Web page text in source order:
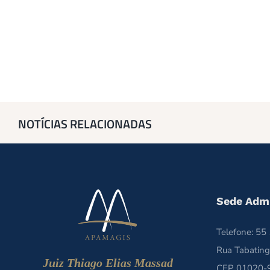
NOTÍCIAS RELACIONADAS
Juiz Thiago Elias Massad
Sede
Telefone:
Rua